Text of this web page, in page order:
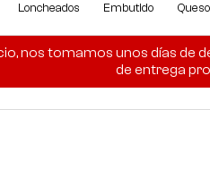
Loncheados Embutido
nos tomamos unos días de
de entrega